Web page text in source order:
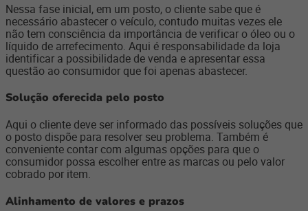
Nessa fase inicial, em um posto, o cliente sabe que é
necessário abastecer o veículo, contudo muitas vezes ele
não tem consciência da importância de verificar o óleo ou o
líquido de arrefecimento. Aqui é responsabilidade da loja
identificar a possibilidade de venda e apresentar essa
questão ao consumidor que foi apenas abastecer.
Solução oferecida pelo posto
Aqui o cliente deve ser informado das possíveis soluções que
o posto dispõe para resolver seu problema. Também é
conveniente contar com algumas opções para que o
consumidor possa escolher entre as marcas ou pelo valor
cobrado por item.
Alinhamento de valores e prazos